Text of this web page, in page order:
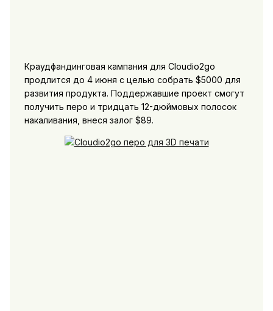
Краудфандинговая кампания для Cloudio2go
продлится до 4 июня с целью собрать $5000 для
развития продукта. Поддержавшие проект смогут
получить перо и тридцать 12-дюймовых полосок
накаливания, внеся залог $89.